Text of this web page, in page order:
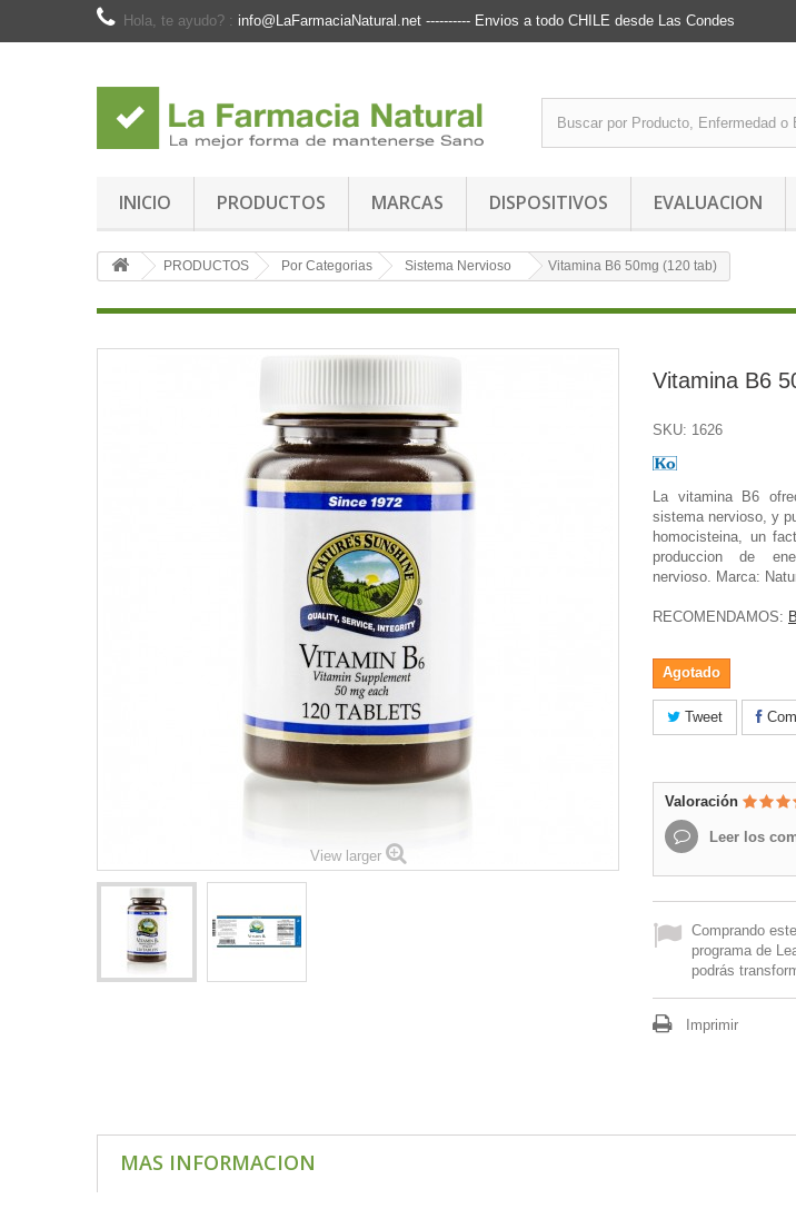
Hola, te ayudo? : info@LaFarmaciaNatural.net ---------- Envios a todo CHILE desde Las Condes
INICIO PRODUCTOS MARCAS DISPOSITIVOS EVALUACION
PRODUCTOS Por Categorias Sistema Nervioso Vitamina B6 50mg (120 tab)
View larger
Vitamina B6
SKU: 1626
La vitamina B6
sistema nervioso, y
homocisteina, un
produccion de
nervioso. Marca:
RECOMENDAMOS:
Agotado
Tweet
Valoración
Leer los
Comprando
programa de
podrás
Imprimir
MAS INFORMACION